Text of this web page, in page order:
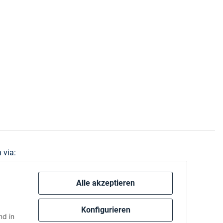
Alle akzeptieren
Konfigurieren
in
via: